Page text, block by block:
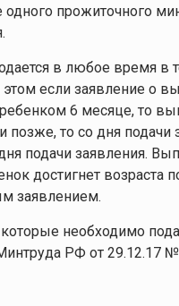
одного прожиточного
в любое время в
если заявление о
6 месяце, то
позже, то со дня подачи
подачи заявления.
достигнет возраста
заявлением.
необходимо
РФ от 29.12.17